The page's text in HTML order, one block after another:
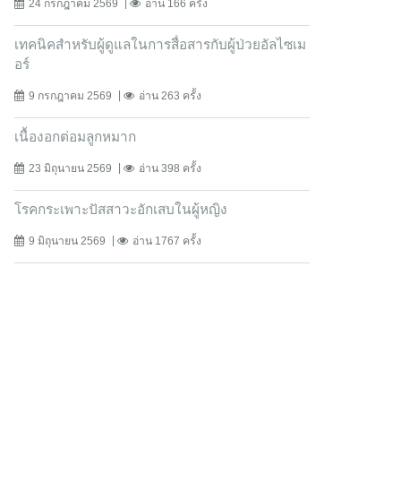
24 กรกฎาคม 2569 อ่าน 166 ครั้ง
เทคนิคสำหรับผู้ดูแลในการสื่อสารกับผู้ป่วยอัลไซเม
อร์
9 กรกฎาคม 2569 อ่าน 263 ครั้ง
เนื้องอกต่อมลูกหมาก
23 มิถุนายน 2569 อ่าน 398 ครั้ง
โรคกระเพาะปัสสาวะอักเสบในผู้หญิง
9 มิถุนายน 2569 อ่าน 1767 ครั้ง